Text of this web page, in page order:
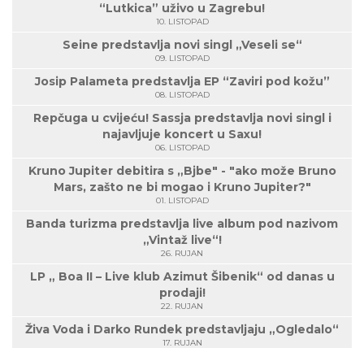
“Lutkica” uživo u Zagrebu!
10. LISTOPAD
Seine predstavlja novi singl „Veseli se“
09. LISTOPAD
Josip Palameta predstavlja EP “Zaviri pod kožu”
08. LISTOPAD
Repčuga u cvijeću! Sassja predstavlja novi singl i
najavljuje koncert u Saxu!
06. LISTOPAD
Kruno Jupiter debitira s „Bjbe" - "ako može Bruno
Mars, zašto ne bi mogao i Kruno Jupiter?"
01. LISTOPAD
Banda turizma predstavlja live album pod nazivom
„Vintaž live“!
26. RUJAN
LP „ Boa II – Live klub Azimut Šibenik“ od danas u
prodaji!
22. RUJAN
Živa Voda i Darko Rundek predstavljaju „Ogledalo“
17. RUJAN